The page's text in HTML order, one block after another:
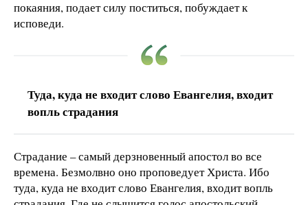
покаяния, подает силу поститься, побуждает к
исповеди.
Туда, куда не входит слово Евангелия, входит
вопль страдания
Страдание – самый дерзновенный апостол во все
времена. Безмолвно оно проповедует Христа. Ибо
туда, куда не входит слово Евангелия, входит вопль